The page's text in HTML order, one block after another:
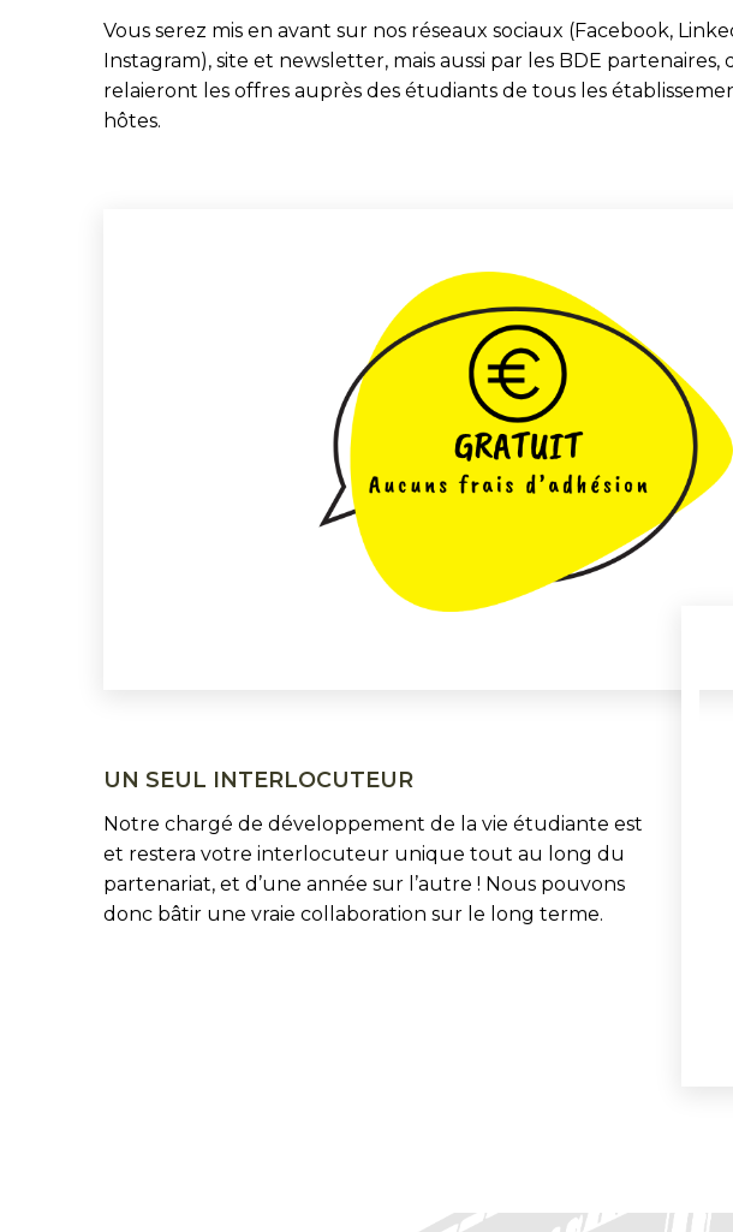
Vous serez mis en avant sur nos réseaux sociaux (Facebook,
Instagram), site et newsletter, mais aussi par les BDE partenaires,
relaieront les offres auprès des étudiants de tous les
hôtes.
UN SEUL INTERLOCUTEUR
Notre chargé de développement de la vie étudiante est
et restera votre interlocuteur unique tout au long du
partenariat, et d’une année sur l’autre ! Nous pouvons
donc bâtir une vraie collaboration sur le long terme.